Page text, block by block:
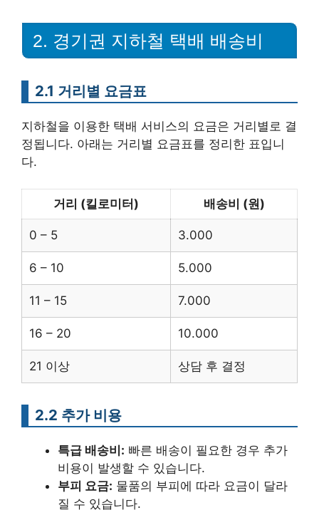
2. 경기권 지하철 택배 배송비
2.1 거리별 요금표
지하철을 이용한 택배 서비스의 요금은 거리별로 결
정됩니다. 아래는 거리별 요금표를 정리한 표입니
다.
거리 (킬로미터) 배송비 (원)
0 – 5 3.000
6 – 10 5.000
11 – 15 7.000
16 – 20 10.000
21 이상 상담 후 결정
2.2 추가 비용
특급 배송비: 빠른 배송이 필요한 경우 추가
비용이 발생할 수 있습니다.
부피 요금: 물품의 부피에 따라 요금이 달라
질 수 있습니다.